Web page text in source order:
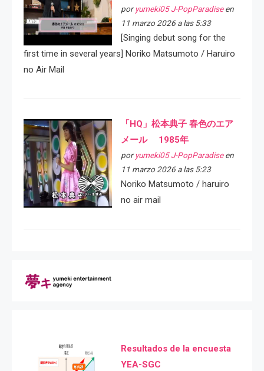
por yumeki05 J-PopParadiseen
11 marzo 2026 a las 5:33
[Singing debut song for the
first time in several years] Noriko Matsumoto / Haruiro
no Air Mail
「HQ」松本典子 春色のエア
メール 1985年
por yumeki05 J-PopParadiseen
11 marzo 2026 a las 5:23
Noriko Matsumoto / haruiro
no air mail
Resultados de la encuesta
YEA-SGC